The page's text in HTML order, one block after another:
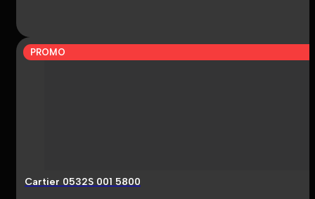
PROMO
Cartier 0532S 001 5800